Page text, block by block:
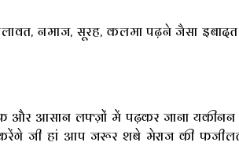
नमाज, सूरह, कलमा पढ़ने जैसा इबादत
और आसान लफ्ज़ों में पढ़कर जाना
जी हां आप जरूर शबे मेराज की